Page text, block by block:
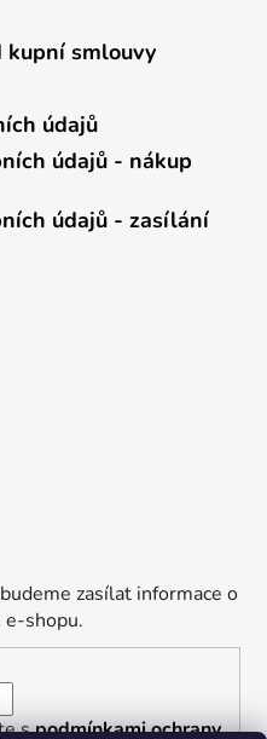
kupní smlouvy
údajů
údajů - nákup
údajů - zasílání
zasílat informace o
e-shopu.
spodmínkami ochrany